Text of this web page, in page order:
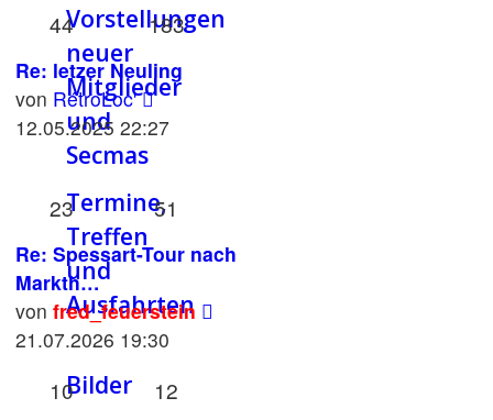
Vorstellungen
neuer
Mitglieder
und
Secmas
44 183
Re: letzer Neuling
von RétroLoc' Neuester
Beitrag
12.05.2025 22:27
Termine,
Treffen
und
Ausfahrten
23 51
Re: Spessart-Tour nach
Markth…
von fred_feuerstein
21.07.2026 19:30
Bilder
10 12